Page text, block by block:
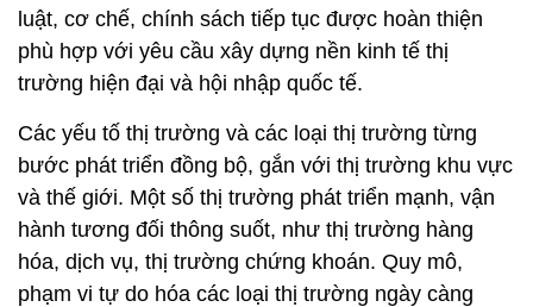
luật, cơ chế, chính sách tiếp tục được hoàn thiện
phù hợp với yêu cầu xây dựng nền kinh tế thị
trường hiện đại và hội nhập quốc tế.
Các yếu tố thị trường và các loại thị trường từng
bước phát triển đồng bộ, gắn với thị trường khu vực
và thế giới. Một số thị trường phát triển mạnh, vận
hành tương đối thông suốt, như thị trường hàng
hóa, dịch vụ, thị trường chứng khoán. Quy mô,
phạm vi tự do hóa các loại thị trường ngày càng